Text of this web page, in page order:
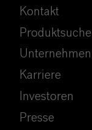
Kontakt
Produktsuche
Unternehmen
Karriere
Investoren
Presse